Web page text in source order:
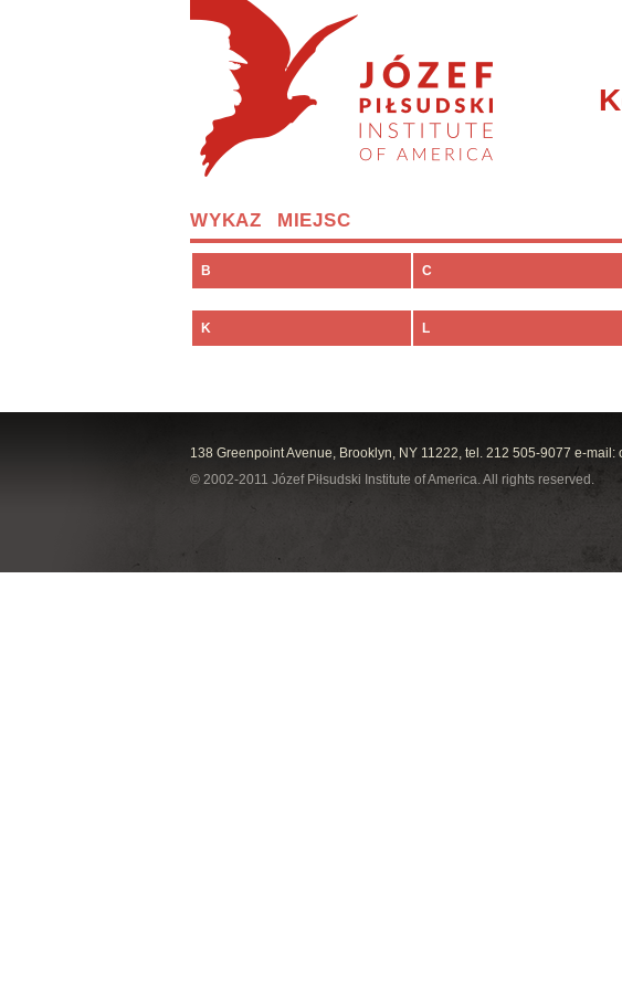
WYKAZ MIEJSC
B C
K L
138 Greenpoint Avenue, Brooklyn, NY 11222, tel. 212 505-9077 e-mail:
© 2002-2011 Józef Piłsudski Institute of America. All rights reserved.